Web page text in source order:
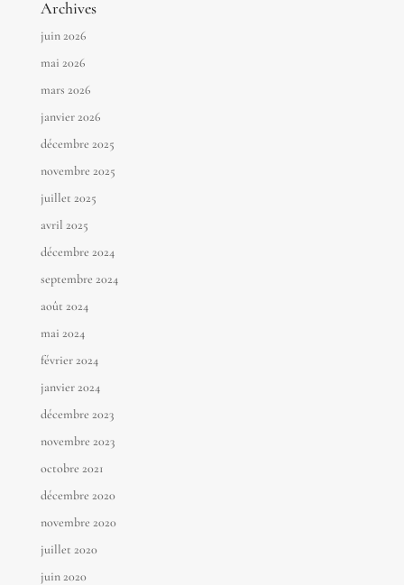
Archives
juin 2026
mai 2026
mars 2026
janvier 2026
décembre 2025
novembre 2025
juillet 2025
avril 2025
décembre 2024
septembre 2024
août 2024
mai 2024
février 2024
janvier 2024
décembre 2023
novembre 2023
octobre 2021
décembre 2020
novembre 2020
juillet 2020
juin 2020